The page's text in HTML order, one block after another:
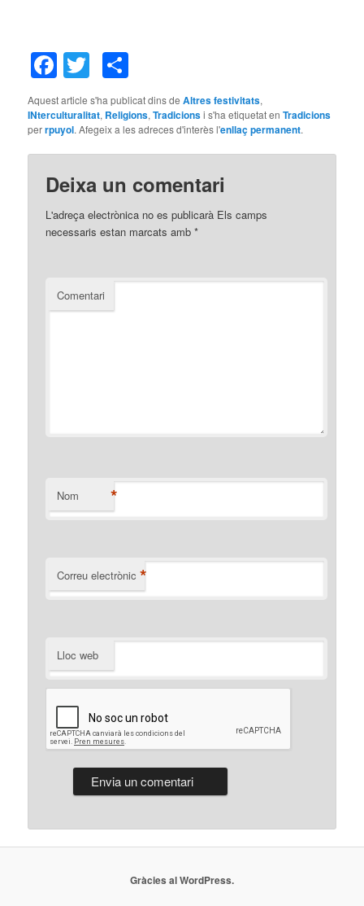
Facebook
Twitter
Aquest article s'ha publicat dins deAltres festivitats,
INterculturalitat, Religions,Tradicionsi s'ha etiquetat enTradicions
perrpuyol. Afegeix a les adreces d'interès l'enllaç permanent.
Deixa un comentari
L'adreça electrònica no es publicarà Els camps
necessaris estan marcats amb*
Comentari
Nom *
Correu electrònic *
Lloc web
Gràcies al WordPress.